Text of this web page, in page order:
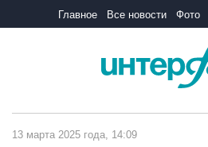
Главное Все новости Фото
13 марта 2025 года, 14:09